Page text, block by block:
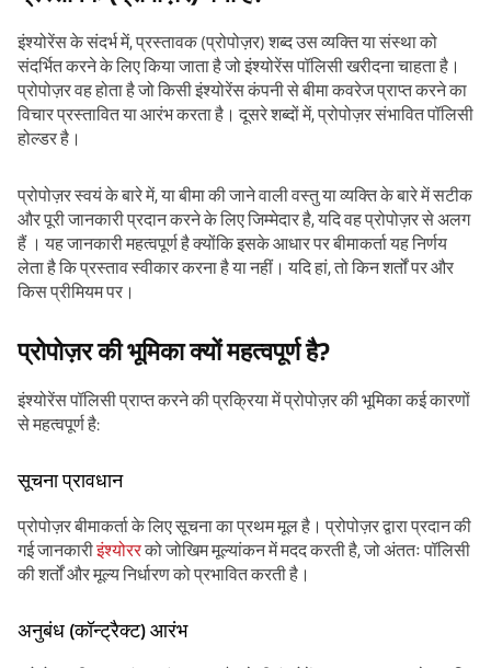
इंश्योरेंस के संदर्भ में, प्रस्तावक (प्रोपोज़र) शब्द उस व्यक्ति या संस्था को
संदर्भित करने के लिए किया जाता है जो इंश्योरेंस पॉलिसी खरीदना चाहता है।
प्रोपोज़र वह होता है जो किसी इंश्योरेंस कंपनी से बीमा कवरेज प्राप्त करने का
विचार प्रस्तावित या आरंभ करता है। दूसरे शब्दों में, प्रोपोज़र संभावित पॉलिसी
होल्डर है।
प्रोपोज़र स्वयं के बारे में, या बीमा की जाने वाली वस्तु या व्यक्ति के बारे में सटीक
और पूरी जानकारी प्रदान करने के लिए जिम्मेदार है, यदि वह प्रोपोज़र से अलग
हैं । यह जानकारी महत्वपूर्ण है क्योंकि इसके आधार पर बीमाकर्ता यह निर्णय
लेता है कि प्रस्ताव स्वीकार करना है या नहीं। यदि हां, तो किन शर्तों पर और
किस प्रीमियम पर।
प्रोपोज़र की भूमिका क्यों महत्वपूर्ण है?
इंश्योरेंस पॉलिसी प्राप्त करने की प्रक्रिया में प्रोपोज़र की भूमिका कई कारणों
से महत्वपूर्ण है:
सूचना प्रावधान
प्रोपोज़र बीमाकर्ता के लिए सूचना का प्रथम मूल है। प्रोपोज़र द्वारा प्रदान की
गई जानकारीइंश्योररको जोखिम मूल्यांकन में मदद करती है, जो अंततः पॉलिसी
की शर्तों और मूल्य निर्धारण को प्रभावित करती है।
अनुबंध (कॉन्ट्रैक्ट) आरंभ